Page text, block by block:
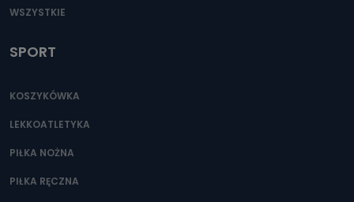
danych osobowych są pracownicy i współpracownicy
oraz partnerzy wspomagający administratora w jego
Jak skontaktować się z inspektorem
WSZYSTKIE
SPORT
KOSZYKÓWKA
LEKKOATLETYKA
PIŁKA NOŻNA
PIŁKA RĘCZNA